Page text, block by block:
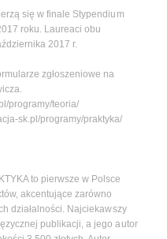
się w finale Stypendium
roku. Laureaci obu
2017 r.
zgłoszeniowe na
programy/teoria/
sk.pl/programy/praktyka/
to pierwsze w Polsce
akcentujące zarówno
działalności. Najciekawszy
publikacji, a jego autor